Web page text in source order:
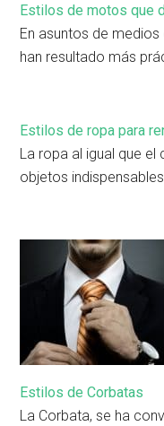
Estilos de motos que
En asuntos de
han resultado más
Estilos de ropa para
La ropa al igual que
objetos
Estilos de Corbatas
La Corbata, se ha